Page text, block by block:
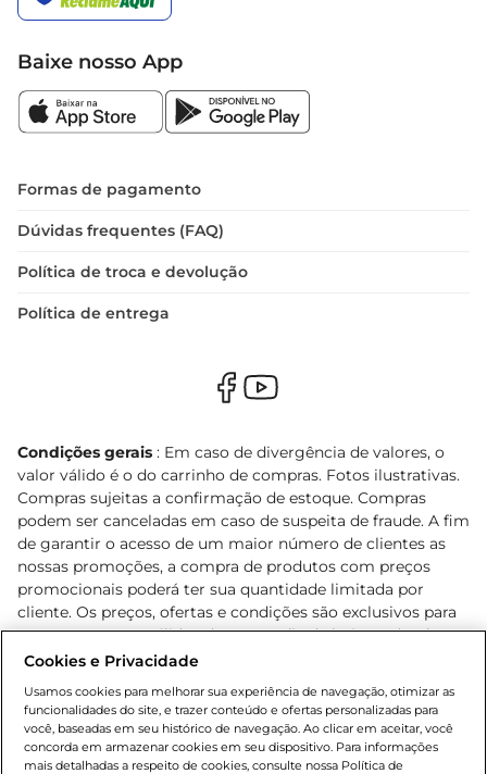
Baixe nosso App
Formas de pagamento
Dúvidas frequentes (FAQ)
Política de troca e devolução
Política de entrega
Condições gerais : Em caso de divergência de valores, o
valor válido é o do carrinho de compras. Fotos ilustrativas.
Compras sujeitas a confirmação de estoque. Compras
podem ser canceladas em caso de suspeita de fraude. A fim
de garantir o acesso de um maior número de clientes as
nossas promoções, a compra de produtos com preços
promocionais poderá ter sua quantidade limitada por
cliente. Os preços, ofertas e condições são exclusivos para
o e-commerce e válidos durante o dia de hoje, podendo
sofrer alterações sem prévia notificação. Proibida a venda
Lei n.º 8069/90, art. 81, inciso II (Estatuto da Criança e do
Adolescente). Preços e condições exclusivos para o
www.bretas.com.br, podendo sofrer alterações sem aviso
Cookies e Privacidade
Usamos cookies para melhorar sua experiência de navegação, otimizar as
funcionalidades do site, e trazer conteúdo e ofertas personalizadas para
você, baseadas em seu histórico de navegação. Ao clicar em aceitar, você
concorda em armazenar cookies em seu dispositivo. Para informações
mais detalhadas a respeito de cookies, consulte nossa Política de